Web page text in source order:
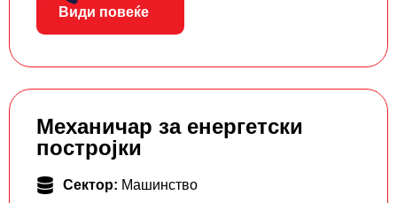
Види повеќе
Механичар за енергетски
постројки
Сектор: Машинство